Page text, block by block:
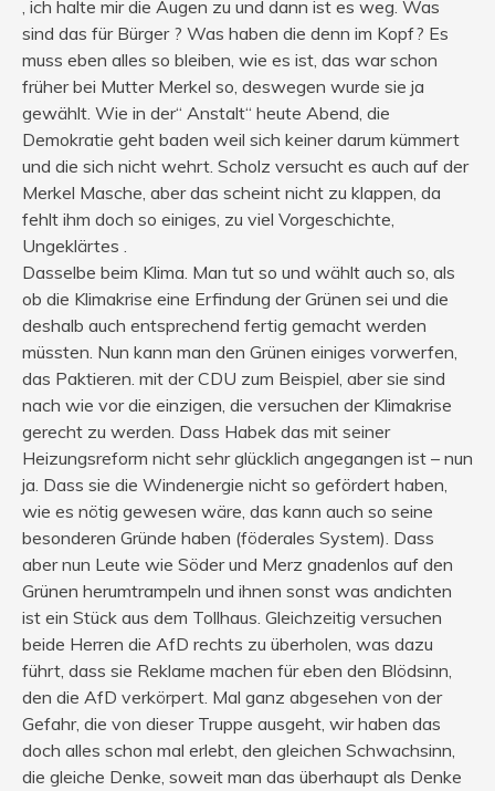
, ich halte mir die Augen zu und dann ist es weg. Was
sind das für Bürger ? Was haben die denn im Kopf? Es
muss eben alles so bleiben, wie es ist, das war schon
früher bei Mutter Merkel so, deswegen wurde sie ja
gewählt. Wie in der“ Anstalt“ heute Abend, die
Demokratie geht baden weil sich keiner darum kümmert
und die sich nicht wehrt. Scholz versucht es auch auf der
Merkel Masche, aber das scheint nicht zu klappen, da
fehlt ihm doch so einiges, zu viel Vorgeschichte,
Ungeklärtes .
Dasselbe beim Klima. Man tut so und wählt auch so, als
ob die Klimakrise eine Erfindung der Grünen sei und die
deshalb auch entsprechend fertig gemacht werden
müssten. Nun kann man den Grünen einiges vorwerfen,
das Paktieren. mit der CDU zum Beispiel, aber sie sind
nach wie vor die einzigen, die versuchen der Klimakrise
gerecht zu werden. Dass Habek das mit seiner
Heizungsreform nicht sehr glücklich angegangen ist – nun
ja. Dass sie die Windenergie nicht so gefördert haben,
wie es nötig gewesen wäre, das kann auch so seine
besonderen Gründe haben (föderales System). Dass
aber nun Leute wie Söder und Merz gnadenlos auf den
Grünen herumtrampeln und ihnen sonst was andichten
ist ein Stück aus dem Tollhaus. Gleichzeitig versuchen
beide Herren die AfD rechts zu überholen, was dazu
führt, dass sie Reklame machen für eben den Blödsinn,
den die AfD verkörpert. Mal ganz abgesehen von der
Gefahr, die von dieser Truppe ausgeht, wir haben das
doch alles schon mal erlebt, den gleichen Schwachsinn,
die gleiche Denke, soweit man das überhaupt als Denke